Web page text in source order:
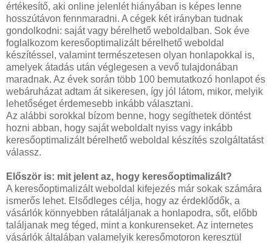
értékesítő, aki online jelenlét hiányában is képes lenne
hosszútávon fennmaradni. A cégek két irányban tudnak
gondolkodni: saját vagy bérelhető weboldalban. Sok éve
foglalkozom keresőoptimalizált bérelhető weboldal
készítéssel, valamint természetesen olyan honlapokkal is,
amelyek átadás után véglegesen a vevő tulajdonában
maradnak. Az évek során több 100 bemutatkozó honlapot és
webáruházat adtam át sikeresen, így jól látom, mikor, melyik
lehetőséget érdemesebb inkább választani.
Az alábbi sorokkal bízom benne, hogy segíthetek döntést
hozni abban, hogy saját weboldalt nyiss vagy inkább
keresőoptimalizált bérelhető weboldal készítés szolgáltatást
válassz.
Először is: mit jelent az, hogy keresőoptimalizált?
A keresőoptimalizált weboldal kifejezés már sokak számára
ismerős lehet. Elsődleges célja, hogy az érdeklődők, a
vásárlók könnyebben rátaláljanak a honlapodra, sőt, előbb
találjanak meg téged, mint a konkurenseket. Az internetes
vásárlók általában valamelyik keresőmotoron keresztül